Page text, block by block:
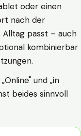
oder einen
nach der
Alltag passt – auch
kombinierbar
und „in
beides sinnvoll